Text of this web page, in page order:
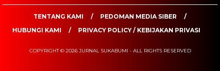
TENTANG KAMI
PEDOMAN MEDIA SIBER
HUBUNGI KAMI
PRIVACY POLICY / KEBIJAKAN PRIVASI
COPYRIGHT © 2026 JURNAL SUKABUMI - ALL RIGHTS RESERVED